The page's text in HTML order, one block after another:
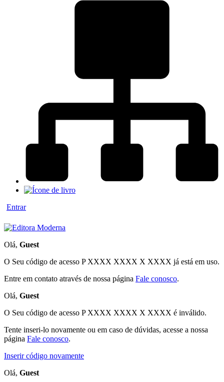
Entrar
Olá, Guest
O Seu código de acesso P XXXX XXXX X XXXX já está em uso.
Entre em contato através de nossa página Fale conosco.
Olá, Guest
O Seu código de acesso P XXXX XXXX X XXXX é inválido.
Tente inseri-lo novamente ou em caso de dúvidas, acesse a nossa
página Fale conosco.
Inserir código novamente
Olá, Guest